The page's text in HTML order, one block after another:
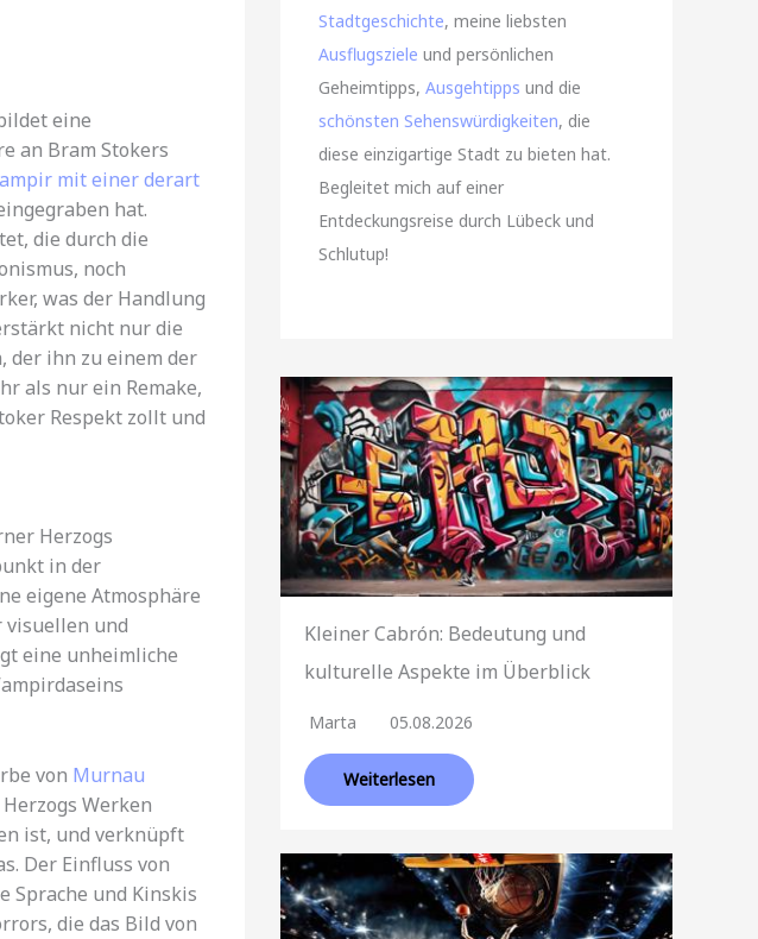
eine
an Bram Stokers
mit einer derart
hat.
die durch die
noch
was der Handlung
nicht nur die
der ihn zu einem der
als nur ein Remake,
Respekt zollt und
Herzogs
in der
eigene Atmosphäre
visuellen und
eine unheimliche
von Murnau
Werken
ist, und verknüpft
Der Einfluss von
Sprache und Kinskis
die das Bild von
Stadtgeschichte, meine liebsten
Ausflugsziele und persönlichen
Geheimtipps, Ausgehtipps und die
schönsten Sehenswürdigkeiten, die
diese einzigartige Stadt zu bieten hat.
Begleitet mich auf einer
Entdeckungsreise durch Lübeck und
Schlutup!
Kleiner Cabrón: Bedeutung und
kulturelle Aspekte im Überblick
Marta 05.08.2026
Weiterlesen